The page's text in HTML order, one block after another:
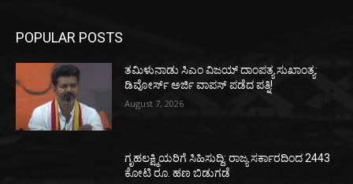
POPULAR POSTS
ತಮಿಳುನಾಡು ಸಿಎಂ ವಿಜಯ್‌ ದಾಂಪತ್ಯ ಸುಖಾಂತ್ಯ:
ಡಿವೋರ್ಸ್‌ ಅರ್ಜಿ ವಾಪಸ್‌ ಪಡೆದ ಪತ್ನಿ!
August 7, 2026
ಗೃಹಲಕ್ಷ್ಮಿಯರಿಗೆ ಸಿಹಿಸುದ್ದಿ: ರಾಜ್ಯ ಸರ್ಕಾರದಿಂದ 2443
ಕೋಟಿ ರೂ. ಹಣ ಬಿಡುಗಡೆ